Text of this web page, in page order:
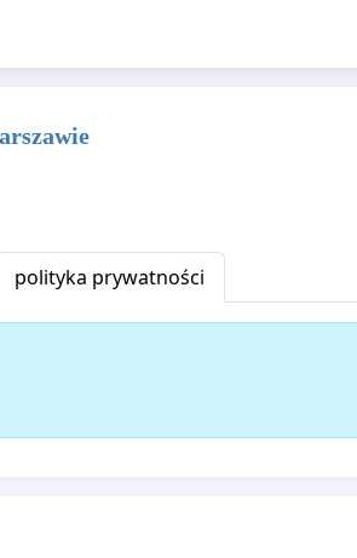
polityka prywatności